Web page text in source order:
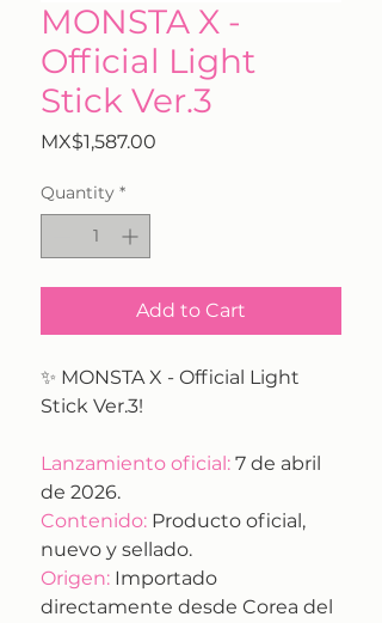
MONSTA X -
Official Light
Stick Ver.3
MX$1,587.00
Quantity *
Add to Cart
✨ MONSTA X - Official Light
Stick Ver.3!
Lanzamiento oficial: 7 de abril
de 2026.
Contenido: Producto oficial,
nuevo y sellado.
Origen: Importado
directamente desde Corea del